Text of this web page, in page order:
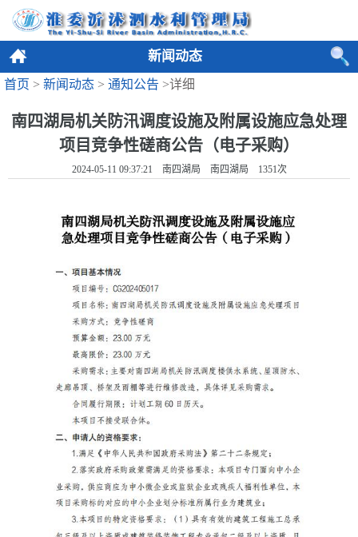
新闻动态
首页 > 新闻动态 > 通知公告 >详细
南四湖局机关防汛调度设施及附属设施应急处理
项目竞争性磋商公告（电子采购）
2024-05-11 09:37:21 南四湖局 南四湖局 1351次